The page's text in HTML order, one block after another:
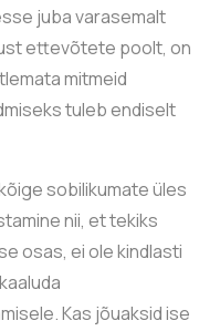
juba varasemalt
ettevõtete poolt, on
mitmeid
tuleb endiselt
sobilikumate üles
nii, et tekiks
osas, ei ole kindlasti
Kas jõuaksid ise